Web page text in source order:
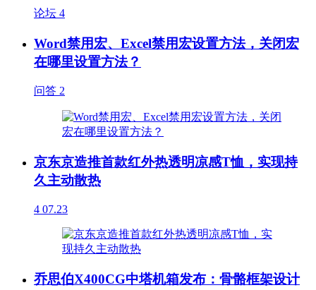
论坛 4
Word禁用宏、Excel禁用宏设置方法，关闭宏
在哪里设置方法？
问答 2
京东京造推首款红外热透明凉感T恤，实现持
久主动散热
4 07.23
乔思伯X400CG中塔机箱发布：骨骼框架设计